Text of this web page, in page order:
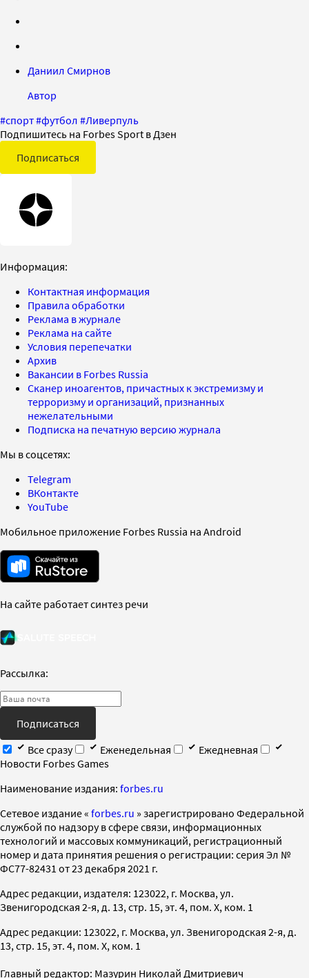
Даниил Смирнов
Автор
#спорт#футбол #Ливерпуль
Подпишитесь на Forbes Sport в Дзен
Подписаться
Информация:
Контактная информация
Правила обработки
Реклама в журнале
Реклама на сайте
Условия перепечатки
Архив
Вакансии в Forbes Russia
Сканер иноагентов, причастных к экстремизму и
терроризму и организаций, признанных
нежелательными
Подписка на печатную версию журнала
Мы в соцсетях:
Telegram
ВКонтакте
YouTube
Мобильное приложение Forbes Russia на Android
На сайте работает синтез речи
Рассылка:
Подписаться
Все сразу
Еженедельная
Ежедневная
Новости Forbes Games
Наименование издания: forbes.ru
Cетевое издание « forbes.ru » зарегистрировано Федеральной
службой по надзору в сфере связи, информационных
технологий и массовых коммуникаций, регистрационный
номер и дата принятия решения о регистрации: серия Эл №
ФС77-82431 от 23 декабря 2021 г.
Адрес редакции, издателя: 123022, г. Москва, ул.
Звенигородская 2-я, д. 13, стр. 15, эт. 4, пом. X, ком. 1
Адрес редакции: 123022, г. Москва, ул. Звенигородская 2-я, д.
13, стр. 15, эт. 4, пом. X, ком. 1
Главный редактор: Мазурин Николай Дмитриевич